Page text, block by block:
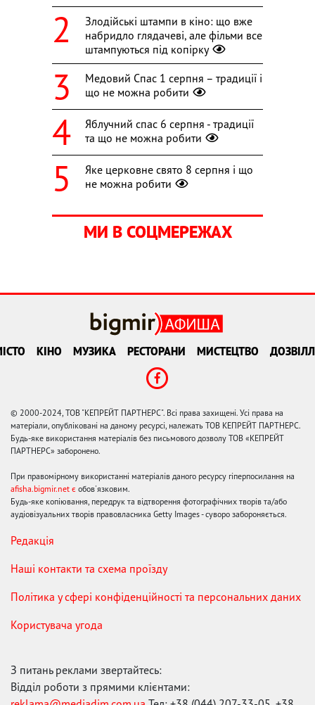
Злодійські штампи в кіно: що вже
набридло глядачеві, але фільми все
штампуються під копірку
Медовий Спас 1 серпня – традиції і
що не можна робити
Яблучний спас 6 серпня - традиції
та що не можна робити
Яке церковне свято 8 серпня і що
не можна робити
МИ В СОЦМЕРЕЖАХ
КІНО МУЗИКА РЕСТОРАНИ МИСТЕЦТВО
© 2000-2024, ТОВ "КЕПРЕЙТ ПАРТНЕРС". Всі права захищені. Усі права на
матеріали, опубліковані на даному ресурсі, належать ТОВ КЕПРЕЙТ ПАРТНЕРС.
Будь-яке використання матеріалів без письмового дозволу ТОВ «КЕПРЕЙТ
ПАРТНЕРС» заборонено.
При правомірному використанні матеріалів даного ресурсу гіперпосилання на
afisha.bigmir.net є обов'язковим.
Будь-яке копіювання, передрук та відтворення фотографічних творів та/або
аудіовізуальних творів правовласника Getty Images - суворо забороняється.
Редакція
Наші контакти та схема проїзду
Політика у сфері конфіденційності та персональних даних
Користувача угода
З питань реклами звертайтесь:
Відділ роботи з прямими клієнтами: